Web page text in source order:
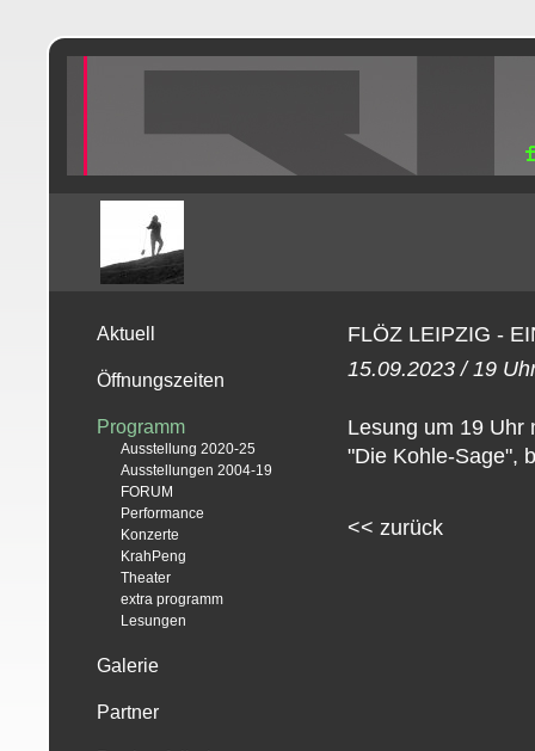
Aktuell
Öffnungszeiten
Programm
Ausstellung 2020-25
Ausstellungen 2004-19
FORUM
Performance
Konzerte
KrahPeng
Theater
extra programm
Lesungen
Galerie
Partner
FLÖZ LEIPZIG -
15.09.2023 / 19
Lesung um 19 Uhr
"Die Kohle-Sage",
<< zurück